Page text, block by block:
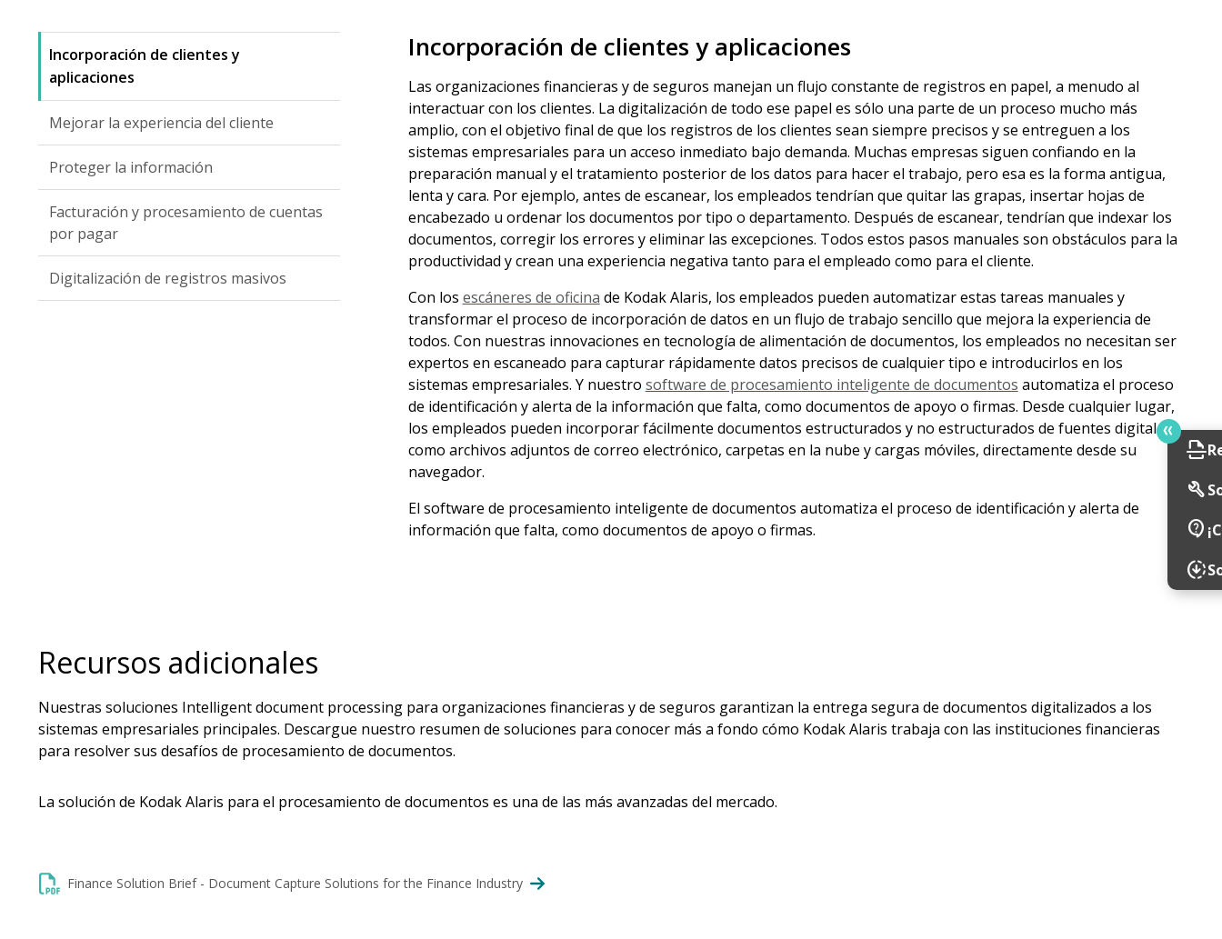
Incorporación de clientes y
aplicaciones
Mejorar la experiencia del cliente
Proteger la información
Facturación y procesamiento de cuentas
por pagar
Digitalización de registros masivos
Incorporación de clientes y aplicaciones
Las organizaciones financieras y de seguros manejan un flujo constante de registros en papel, a menudo al
interactuar con los clientes. La digitalización de todo ese papel es sólo una parte de un proceso mucho más
amplio, con el objetivo final de que los registros de los clientes sean siempre precisos y se entreguen a los
sistemas empresariales para un acceso inmediato bajo demanda. Muchas empresas siguen confiando en la
preparación manual y el tratamiento posterior de los datos para hacer el trabajo, pero esa es la forma antigua,
lenta y cara. Por ejemplo, antes de escanear, los empleados tendrían que quitar las grapas, insertar hojas de
encabezado u ordenar los documentos por tipo o departamento. Después de escanear, tendrían que indexar los
documentos, corregir los errores y eliminar las excepciones. Todos estos pasos manuales son obstáculos para la
productividad y crean una experiencia negativa tanto para el empleado como para el cliente.
Con los escáneres de oficina de Kodak Alaris, los empleados pueden automatizar estas tareas manuales y
transformar el proceso de incorporación de datos en un flujo de trabajo sencillo que mejora la experiencia de
todos. Con nuestras innovaciones en tecnología de alimentación de documentos, los empleados no necesitan ser
expertos en escaneado para capturar rápidamente datos precisos de cualquier tipo e introducirlos en los
sistemas empresariales. Y nuestro software de procesamiento inteligente de documentos automatiza el proceso
de identificación y alerta de la información que falta, como documentos de apoyo o firmas. Desde cualquier lugar,
los empleados pueden incorporar fácilmente documentos estructurados y no estructurados de fuentes digitales
como archivos adjuntos de correo electrónico, carpetas en la nube y cargas móviles, directamente desde su
navegador.
El software de procesamiento inteligente de documentos automatiza el proceso de identificación y alerta de
información que falta, como documentos de apoyo o firmas.
Recursos adicionales
Nuestras soluciones Intelligent document processing para organizaciones financieras y de seguros garantizan la entrega segura de documentos digitalizados a los
sistemas empresariales principales. Descargue nuestro resumen de soluciones para conocer más a fondo cómo Kodak Alaris trabaja con las instituciones financieras
para resolver sus desafíos de procesamiento de documentos.
La solución de Kodak Alaris para el procesamiento de documentos es una de las más avanzadas del mercado.
Finance Solution Brief - Document Capture Solutions for the Finance Industry
scan
build
contact_support
downloading